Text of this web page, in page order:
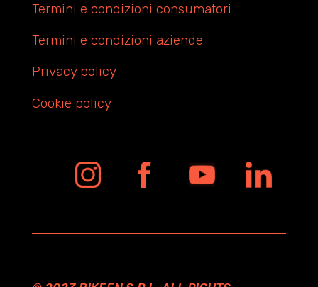
Termini e condizioni consumatori
Termini e condizioni aziende
Privacy policy
Cookie policy